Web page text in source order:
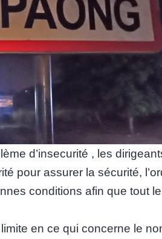
d’insecurité , les
pour assurer la sécurité,
conditions afin que tout
en ce qui concerne le